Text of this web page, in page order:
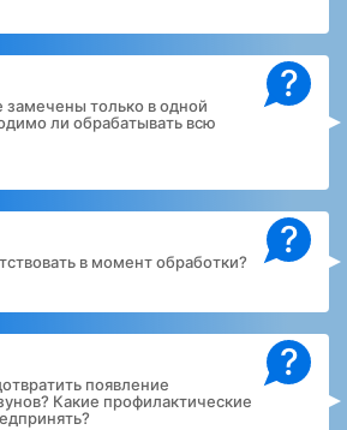
?
замечены только в одной
ли обрабатывать всю
?
в момент обработки?
?
появление
Какие профилактические